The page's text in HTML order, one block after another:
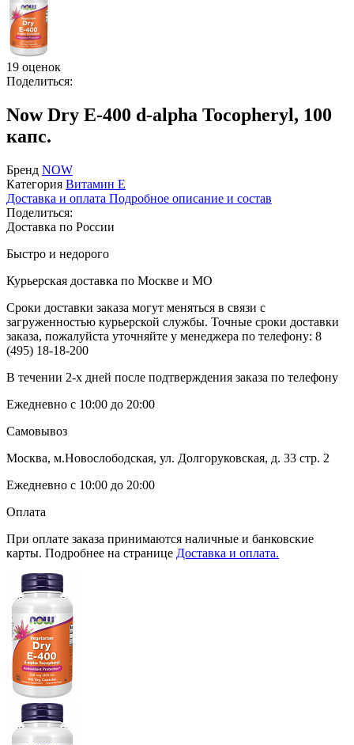
19 оценок
Поделиться:
Now Dry E-400 d-alpha Tocopheryl, 100
капс.
Бренд NOW
Категория Витамин E
Доставка и оплата Подробное описание и состав
Поделиться:
Доставка по России
Быстро и недорого
Курьерская доставка по Москве и МО
Сроки доставки заказа могут меняться в связи с
загруженностью курьерской службы. Точные сроки доставки
заказа, пожалуйста уточняйте у менеджера по телефону: 8
(495) 18-18-200
В течении 2-х дней после подтверждения заказа по телефону
Ежедневно с 10:00 до 20:00
Самовывоз
Москва, м.Новослободская, ул. Долгоруковская, д. 33 стр. 2
Ежедневно с 10:00 до 20:00
Оплата
При оплате заказа принимаются наличные и банковские
карты. Подробнее на странице Доставка и оплата.